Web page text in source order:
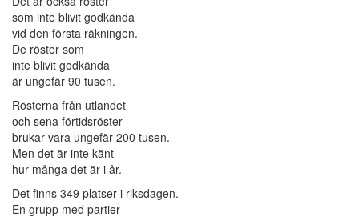
som inte blivit godkända
vid den första räkningen.
De röster som
inte blivit godkända
är ungefär 90 tusen.
Rösterna från utlandet
och sena förtidsröster
brukar vara ungefär 200 tusen.
Men det är inte känt
hur många det är i år.
Det finns 349 platser i riksdagen.
En grupp med partier